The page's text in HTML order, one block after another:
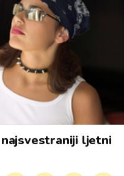
ljetni